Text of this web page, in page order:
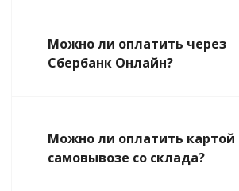
Можно ли оплатить через
Сбербанк Онлайн?
Можно ли оплатить картой
самовывозе со склада?